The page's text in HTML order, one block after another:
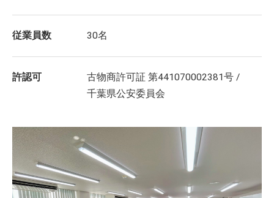
従業員数 30名
許認可
古物商許可証 第441070002381号 /
千葉県公安委員会